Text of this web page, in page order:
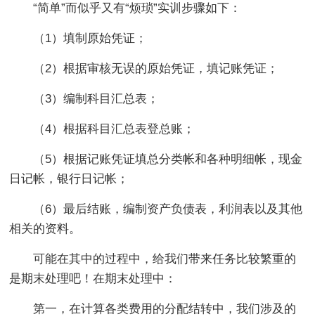
“简单”而似乎又有“烦琐”实训步骤如下：
（1）填制原始凭证；
（2）根据审核无误的原始凭证，填记账凭证；
（3）编制科目汇总表；
（4）根据科目汇总表登总账；
（5）根据记账凭证填总分类帐和各种明细帐，现金
日记帐，银行日记帐；
（6）最后结账，编制资产负债表，利润表以及其他
相关的资料。
可能在其中的过程中，给我们带来任务比较繁重的
是期末处理吧！在期末处理中：
第一，在计算各类费用的分配结转中，我们涉及的